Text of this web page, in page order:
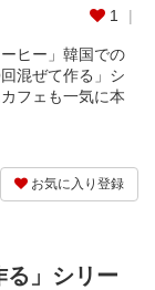
1
ヒー」韓国での
混ぜて作る」シ
フェも一気に本
お気に入り登録
る」シリー